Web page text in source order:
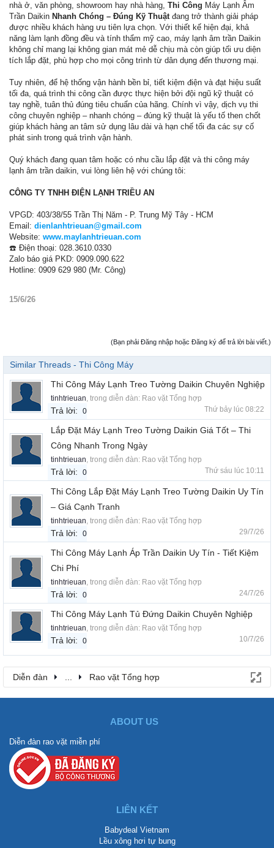
nhà ở, văn phòng, showroom hay nhà hàng, Thi Công Máy Lạnh Âm
Trần Daikin Nhanh Chóng – Đúng Kỹ Thuậtđang trở thành giải pháp
được nhiều khách hàng ưu tiên lựa chọn. Với thiết kế hiện đại, khả
năng làm lạnh đồng đều và tính thẩm mỹ cao, máy lạnh âm trần Daikin
không chỉ mang lại không gian mát mẻ dễ chịu mà còn giúp tối ưu diện
tích lắp đặt, phù hợp cho mọi công trình từ dân dụng đến thương mại.
Tuy nhiên, để hệ thống vận hành bền bỉ, tiết kiệm điện và đạt hiệu suất
tối đa, quá trình thi công cần được thực hiện bởi đội ngũ kỹ thuật có
tay nghề, tuân thủ đúng tiêu chuẩn của hãng. Chính vì vậy, dịch vụ thi
công chuyên nghiệp – nhanh chóng – đúng kỹ thuật là yếu tố then chốt
giúp khách hàng an tâm sử dụng lâu dài và hạn chế tối đa các sự cố
phát sinh trong quá trình vận hành.
Quý khách đang quan tâm hoặc có nhu cầu lắp đặt và thi công máy
lạnh âm trần daikin, vui lòng liên hệ với chúng tôi:
CÔNG TY TNHH ĐIỆN LẠNH TRIỀU AN
VPGD: 403/38/55 Trần Thị Năm - P. Trung Mỹ Tây - HCM
Email: dienlanhtrieuan@gmail.com
Website: www.maylanhtrieuan.com
☎️ Điện thoại: 028.3610.0330
Zalo báo giá PKD: 0909.090.622
Hotline: 0909 629 980 (Mr. Công)
15/6/26
(Bạn phải Đăng nhập hoặc Đăng ký để trả lời bài viết.)
Similar Threads - Thi Công Máy
Thi Công Máy Lạnh Treo Tường Daikin Chuyên Nghiệp
tinhtrieuan, trong diễn đàn: Rao vặt Tổng hợp
Trả lời: 0 Thứ bảy lúc 08:22
Lắp Đặt Máy Lạnh Treo Tường Daikin Giá Tốt – Thi
Công Nhanh Trong Ngày
tinhtrieuan, trong diễn đàn: Rao vặt Tổng hợp
Trả lời: 0 Thứ sáu lúc 10:11
Thi Công Lắp Đặt Máy Lạnh Treo Tường Daikin Uy Tín
– Giá Cạnh Tranh
tinhtrieuan, trong diễn đàn: Rao vặt Tổng hợp
Trả lời: 0 29/7/26
Thi Công Máy Lạnh Áp Trần Daikin Uy Tín - Tiết Kiệm
Chi Phí
tinhtrieuan, trong diễn đàn: Rao vặt Tổng hợp
Trả lời: 0 24/7/26
Thi Công Máy Lạnh Tủ Đứng Daikin Chuyên Nghiệp
tinhtrieuan, trong diễn đàn: Rao vặt Tổng hợp
Trả lời: 0 10/7/26
Diễn đàn ... Rao vặt Tổng hợp
ABOUT US
Diễn đàn rao vặt miễn phí
LIÊN KẾT
Babydeal Vietnam
Lều xông hơi tự bung